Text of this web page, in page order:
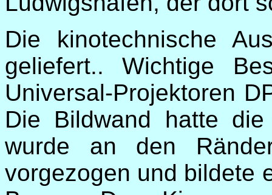
Die kinotechnische
geliefert.. Wichtige
Universal-Projektoren
Die Bildwand hatte
wurde an den
vorgezogen und bildete